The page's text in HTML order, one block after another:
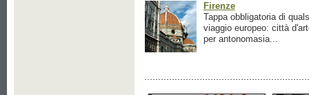
Firenze
Tappa obbligatoria di
viaggio europeo: città
per antonomasia...